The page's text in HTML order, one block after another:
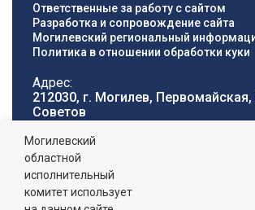
Ответственные за работу с сайтом
Разработка и сопровождение сайта
Могилевский региональный
Политика в отношении обработки куки
Адрес:
212030, г. Могилев,
Cоветов
Телефон горячей
линии:
8 (0222) 71-32-55
График работы:
Могилевский
областной
исполнительный
комитет использует